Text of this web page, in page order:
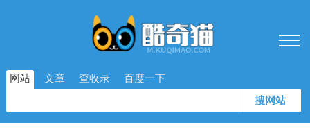
网站 文章 查收录 百度一下
搜网站